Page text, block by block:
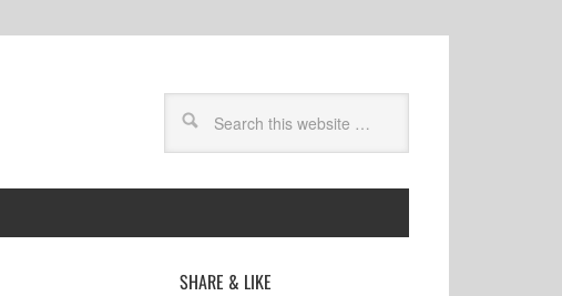
SHARE & LIKE